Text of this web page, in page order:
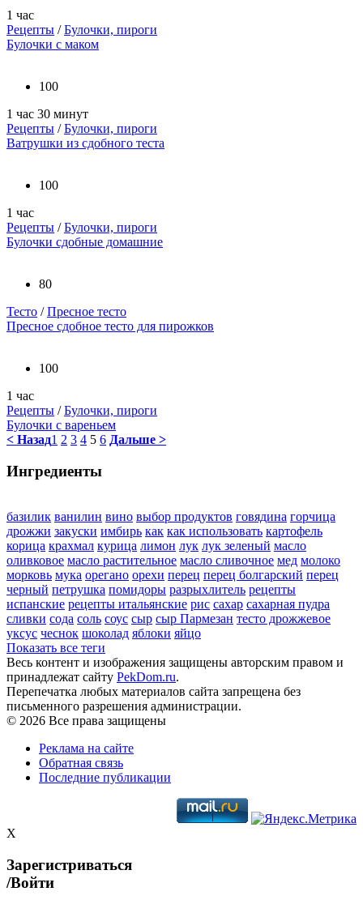
1 час
Рецепты /Булочки, пироги
Булочки с маком
100
1 час 30 минут
Рецепты /Булочки, пироги
Ватрушки из сдобного теста
100
1 час
Рецепты /Булочки, пироги
Булочки сдобные домашние
80
Тесто /Пресное тесто
Пресное сдобное тесто для пирожков
100
1 час
Рецепты /Булочки, пироги
Булочки с вареньем
< Назад1 2 3 4 5 6 Дальше >
Ингредиенты
базилик ванилин вино выбор продуктов говядина горчица
дрожжи закуски имбирь как как использовать картофель
корица крахмал курица лимон лук лук зеленый масло
оливковое масло растительное масло сливочное мед молоко
морковь мука орегано орехи перец перец болгарский перец
черный петрушка помидоры разрыхлитель рецепты
испанские рецепты итальянские рис сахар сахарная пудра
сливки сода соль соус сыр сыр Пармезан тесто дрожжевое
уксус чеснок шоколад яблоки яйцо
Показать все теги
Весь контент и изображения защищены авторским правом и
принадлежат сайту PekDom.ru.
Перепечатка любых материалов сайта запрещена без
письменного разрешения администрации.
© 2026 Все права защищены
Реклама на сайте
Обратная связь
Последние публикации
X
Зарегистриваться
/Войти